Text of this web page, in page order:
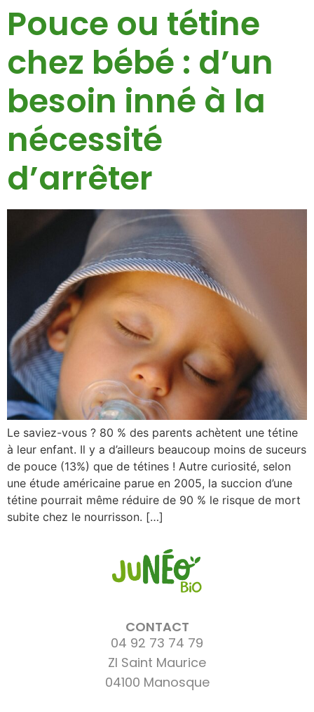
Pouce ou tétine
chez bébé : d’un
besoin inné à la
nécessité
d’arrêter
Le saviez-vous ? 80 % des parents achètent une tétine
à leur enfant. Il y a d’ailleurs beaucoup moins de suceurs
de pouce (13%) que de tétines ! Autre curiosité, selon
une étude américaine parue en 2005, la succion d’une
tétine pourrait même réduire de 90 % le risque de mort
subite chez le nourrisson. […]
CONTACT
04 92 73 74 79
ZI Saint Maurice
04100 Manosque